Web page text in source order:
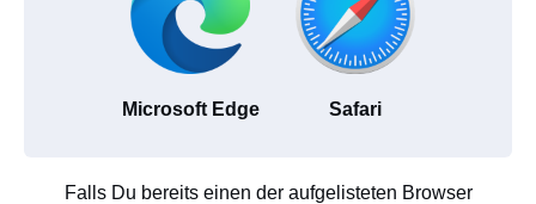
Microsoft Edge Safari
Falls Du bereits einen der aufgelisteten Browser